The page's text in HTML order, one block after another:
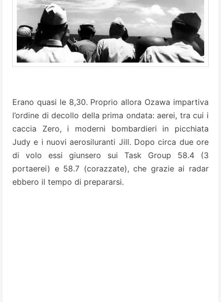
Erano quasi le 8,30. Proprio allora Ozawa impartiva
l’ordine di decollo della prima ondata: aerei, tra cui i
caccia Zero, i moderni bombardieri in picchiata
Judy e i nuovi aerosiluranti Jill. Dopo circa due ore
di volo essi giunsero sui Task Group 58.4 (3
portaerei) e 58.7 (corazzate), che grazie ai radar
ebbero il tempo di prepararsi.